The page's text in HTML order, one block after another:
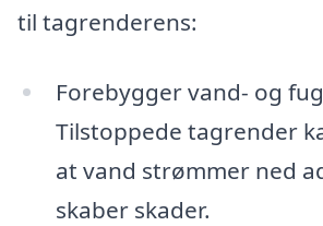
til tagrenderens:
Forebygger vand- og
Tilstoppede tagrender
at vand strømmer ned
skaber skader.